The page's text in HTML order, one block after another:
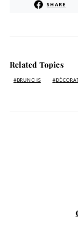
SHARE
Related Topics
BRUNCHS